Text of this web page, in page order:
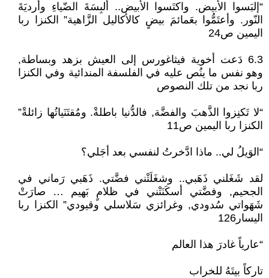
“إلبَسوا الأبيض. واكتَسوا الأبيض.. ألبِسَةَ الضّياءِ وأرديَةَ
النّور. وأعتَمُّوا بعَمائمَ بيضٍ كالأكاليل الزَّاهية” الكنزا ربا
اليمين ص24
6.3 دَعت أخوية فيثاغورس إلى العيش بزهد وبساطة,
وهو نفس ما ينُص عليه في الفلسفة المندائية وفي الكنزا
ربا نجد من تلك النصوص
“لا تَكنِزوا الذَّهبَ والفضَّة, فالدُّنيا باطلةْ. ومُقتَنَياتُها زائلةْ”
الكنزا ربا اليمين ص11
“الوَيلُ لي.. ماذا ادَّخرتُ لنفسي بعد أجَلي؟
لقد شَغَلني ذَهَبي.. وشغَلَتْني فضَّتي. ذَهَبي رَماني في
الجحيم, وفضَّتي أسكَنَتْني في ظلامٍ بَهيم … صارَتْ
شَهَواتي سُدودي, وغرائزي سَلاسلي وقيودي” الكنزا ربا
اليسار126
“عارياً غادرَ هذا العالم
تاركاً بيتَهُ للخراب